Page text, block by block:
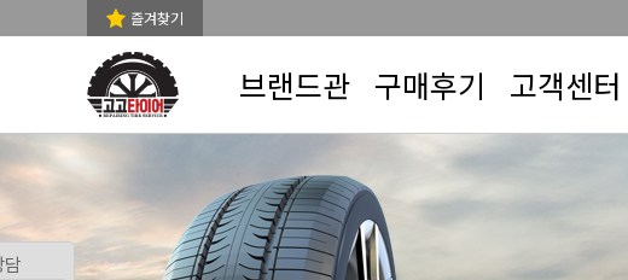
즐겨찾기
브랜드관 구매후기 고객센터